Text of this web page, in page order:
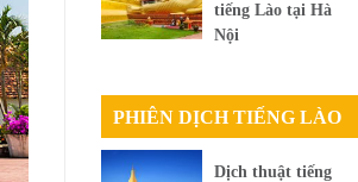
tiếng Lào tại Hà
Nội
PHIÊN DỊCH TIẾNG LÀO
Dịch thuật tiếng